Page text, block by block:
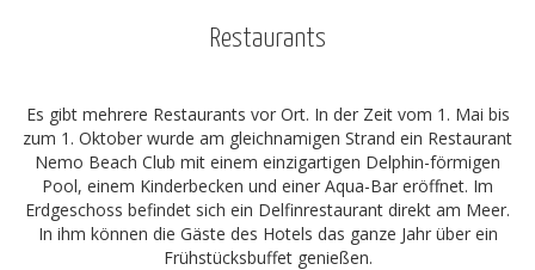
Restaurants
Es gibt mehrere Restaurants vor Ort. In der Zeit vom 1. Mai bis
zum 1. Oktober wurde am gleichnamigen Strand ein Restaurant
Nemo Beach Club mit einem einzigartigen Delphin-förmigen
Pool, einem Kinderbecken und einer Aqua-Bar eröffnet. Im
Erdgeschoss befindet sich ein Delfinrestaurant direkt am Meer.
In ihm können die Gäste des Hotels das ganze Jahr über ein
Frühstücksbuffet genießen.